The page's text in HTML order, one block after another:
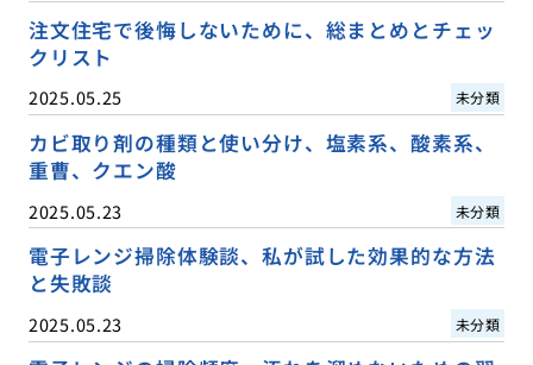
注文住宅で後悔しないために、総まとめとチェッ
クリスト
2025.05.25 未分類
カビ取り剤の種類と使い分け、塩素系、酸素系、
重曹、クエン酸
2025.05.23 未分類
電子レンジ掃除体験談、私が試した効果的な方法
と失敗談
2025.05.23 未分類